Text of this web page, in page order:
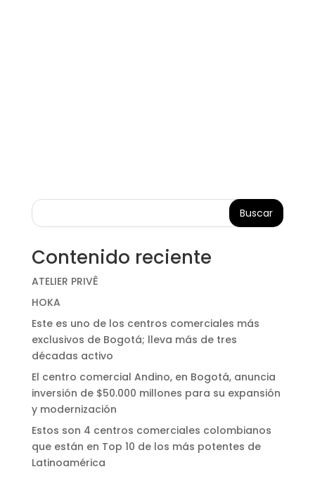
Buscar
Contenido reciente
ATELIER PRIVÊ
HOKA
Este es uno de los centros comerciales más
exclusivos de Bogotá; lleva más de tres
décadas activo
El centro comercial Andino, en Bogotá, anuncia
inversión de $50.000 millones para su expansión
y modernización
Estos son 4 centros comerciales colombianos
que están en Top 10 de los más potentes de
Latinoamérica